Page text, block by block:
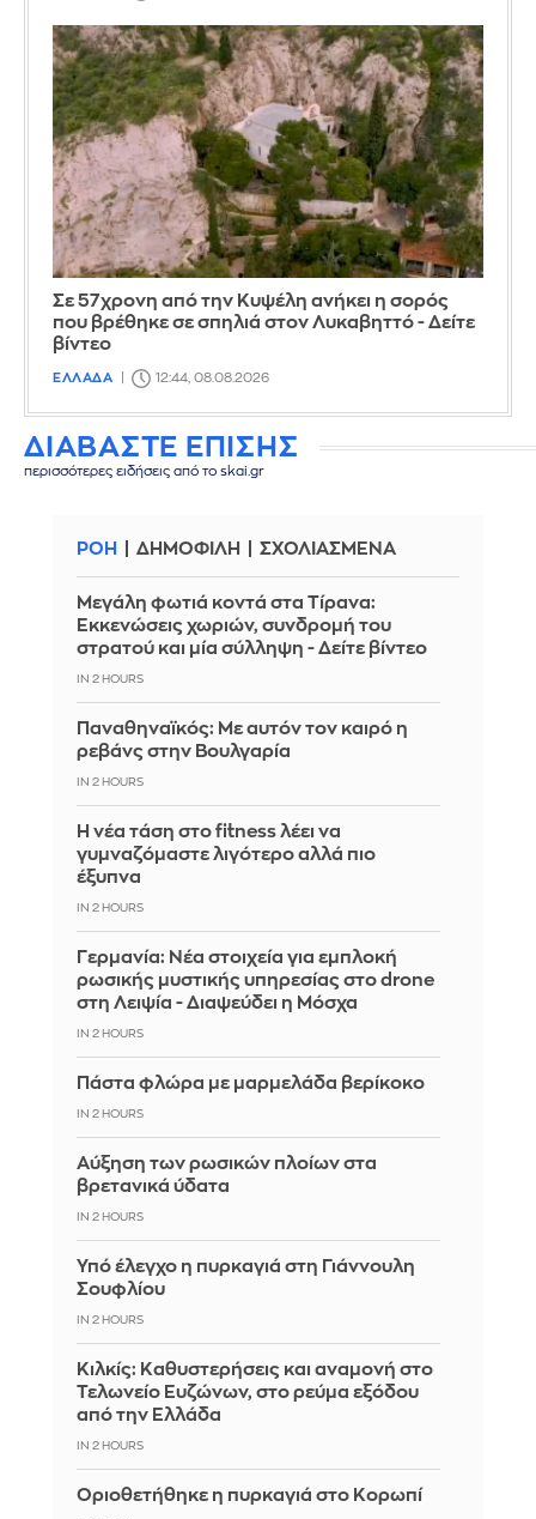
Σε 57χρονη από την Κυψέλη ανήκει η σορός
που βρέθηκε σε σπηλιά στον Λυκαβηττό - Δείτε
βίντεο
ΕΛΛΑΔΑ 12:44, 08.08.2026
ΔΙΑΒΑΣΤΕ ΕΠΙΣΗΣ
περισσότερες ειδήσεις από το skai.gr
ΡΟΗ ΔΗΜΟΦΙΛΗ ΣΧΟΛΙΑΣΜΕΝΑ
Μεγάλη φωτιά κοντά στα Τίρανα:
Εκκενώσεις χωριών, συνδρομή του
στρατού και μία σύλληψη - Δείτε βίντεο
IN 2 HOURS
Παναθηναϊκός: Με αυτόν τον καιρό η
ρεβάνς στην Βουλγαρία
IN 2 HOURS
Η νέα τάση στο fitness λέει να
γυμναζόμαστε λιγότερο αλλά πιο
έξυπνα
IN 2 HOURS
Γερμανία: Νέα στοιχεία για εμπλοκή
ρωσικής μυστικής υπηρεσίας στο drone
στη Λειψία - Διαψεύδει η Μόσχα
IN 2 HOURS
Πάστα φλώρα με μαρμελάδα βερίκοκο
IN 2 HOURS
Αύξηση των ρωσικών πλοίων στα
βρετανικά ύδατα
IN 2 HOURS
Υπό έλεγχο η πυρκαγιά στη Γιάννουλη
Σουφλίου
IN 2 HOURS
Κιλκίς: Καθυστερήσεις και αναμονή στο
Τελωνείο Ευζώνων, στο ρεύμα εξόδου
από την Ελλάδα
IN 2 HOURS
Οριοθετήθηκε η πυρκαγιά στο Κορωπί